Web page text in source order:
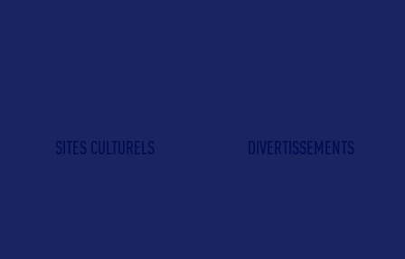
SITES CULTURELS DIVERTISSEMENTS